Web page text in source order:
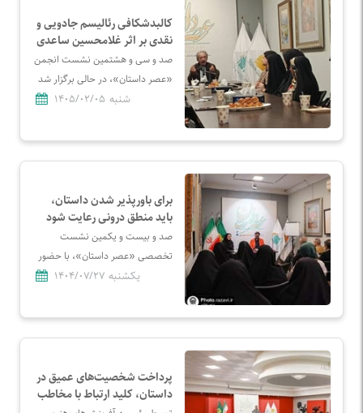
۲۵۵۹ اثر در ترازوی داوری قرار گرفتند
تا چهره‌های برتر این جریان ادبی
شناخته شوند.
کالبدشکافی رئالیسم جادویی و
نقدی بر اثر غلامحسین ساعدی
صد و سی و هشتمین نشست انجمن
«عصر داستان»، در حالی برگزار شد
که نقد و بررسی مجموعه داستان
ساعدی، محملی برای تلاقی
شد.
شنبه ۱۴۰۵/۰۲/۰۵
برای باورپذیر شدن داستان،
باید منطق درونی رعایت شود
صد و بیست و یکمین نشست
تخصصی «عصر داستان»، با حضور
جمعی از نویسندگان مشهدی و
کتاب "سرمه"، در مکتب هنر رضوان،
برگزارشد.
یکشنبه ۱۴۰۴/۰۷/۲۷
پرداخت شخصیت‌های عمیق در
داستان، کلید ارتباط با مخاطب